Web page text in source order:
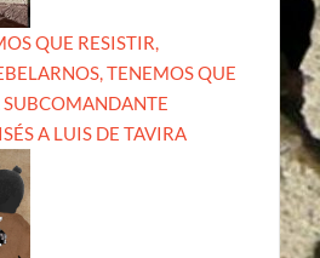
QUE RESISTIR,
TENEMOS QUE
A LUIS DE TAVIRA